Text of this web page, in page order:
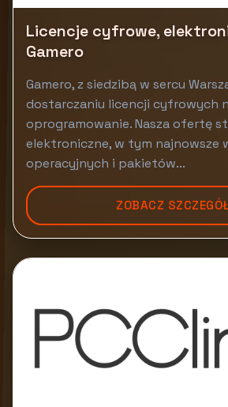
Licencje cyfrowe,
Gamero
Gamero, z siedzibą w sercu
dostarczaniu licencji cyfrowych
oprogramowanie. Nasza ofertę
elektroniczne, w tym najnowsze
operacyjnych i pakietów...
ZOBACZ